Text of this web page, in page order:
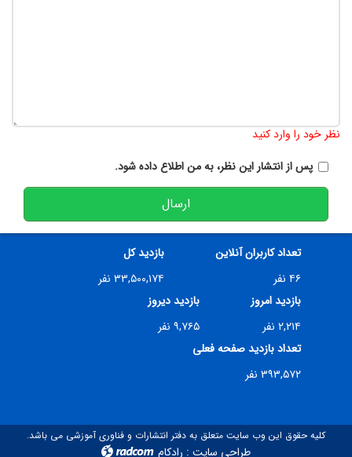
نظر خود را وارد کنید
پس از انتشار این نظر، به من اطلاع داده شود.
ارسال
تعداد کاربران آنلاین
۴۶ نفر
بازدید کل
۳۳,۵۰۰,۱۷۴ نفر
بازدید امروز
۲,۲۱۴ نفر
بازدید دیروز
۹,۷۶۵ نفر
تعداد بازدید صفحه فعلی
۳۹۳,۵۷۲ نفر
کلیه حقوق این وب سایت متعلق به دفتر انتشارات و فناوری آموزشی می باشد.
طراحی سایت : رادکام radcom